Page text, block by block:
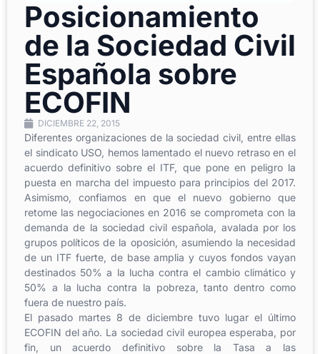
Posicionamiento
de la Sociedad Civil
Española sobre
ECOFIN
DICIEMBRE 22, 2015
Diferentes organizaciones de la sociedad civil, entre ellas
el sindicato USO, hemos lamentado el nuevo retraso en el
acuerdo definitivo sobre el ITF, que pone en peligro la
puesta en marcha del impuesto para principios del 2017.
Asimismo, confiamos en que el nuevo gobierno que
retome las negociaciones en 2016 se comprometa con la
demanda de la sociedad civil española, avalada por los
grupos políticos de la oposición, asumiendo la necesidad
de un ITF fuerte, de base amplia y cuyos fondos vayan
destinados 50% a la lucha contra el cambio climático y
50% a la lucha contra la pobreza, tanto dentro como
fuera de nuestro país.
El pasado martes 8 de diciembre tuvo lugar el último
ECOFIN del año. La sociedad civil europea esperaba, por
fin, un acuerdo definitivo sobre la Tasa a las